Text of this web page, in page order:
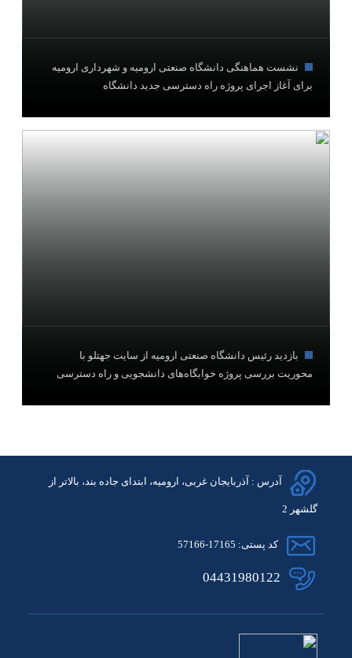
نشست هماهنگی دانشگاه صنعتی ارومیه و شهرداری ارومیه
برای آغاز اجرای پروژه راه دسترسی جدید دانشگاه
بازدید رئیس دانشگاه صنعتی ارومیه از سایت جهتلو با
محوریت بررسی پروژه خوابگاه‌های دانشجویی و راه دسترسی
آدرس : آذربایجان غربی، ارومیه، ابتدای جاده بند، بالاتر از
گلشهر 2
کد پستی: 17165-57166
04431980122